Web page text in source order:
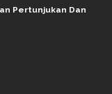
Pertunjukan Dan